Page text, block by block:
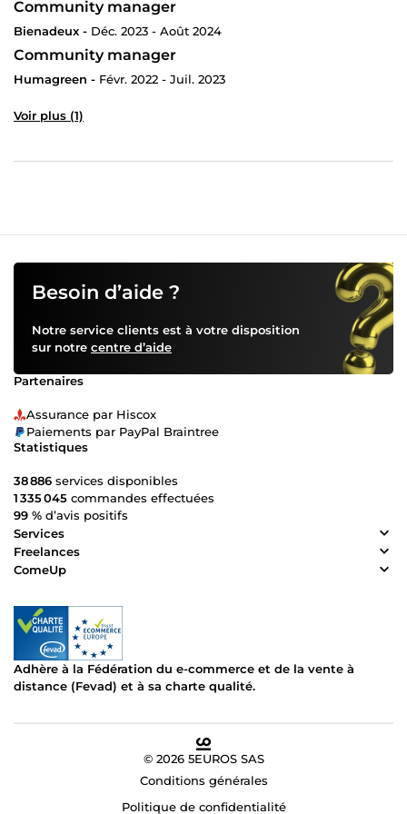
Vous ne serez pas deçu ou vous aurez moins de
risque de l'être.
Donc un prestataire qui propose 5 services par
exemple peut avoir un badge ou deux services sur
Pour ceux qui voudraient passer par un prestataire
Community manager
Bienadeux - Déc. 2023 - Août 2024
Community manager
Humagreen - Févr. 2022 - Juil. 2023
Voir plus (1)
Besoin d’aide ?
Notre service clients est à votre disposition
sur notre centre d’aide
Partenaires
Assurance par Hiscox
Paiements par PayPal Braintree
Statistiques
38 886 services disponibles
1 335 045 commandes effectuées
99 % d’avis positifs
Services
Freelances
ComeUp
Adhère à la Fédération du e-commerce et de la vente à
distance (Fevad) et à sa charte qualité.
© 2026 5EUROS SAS
Conditions générales
Politique de confidentialité